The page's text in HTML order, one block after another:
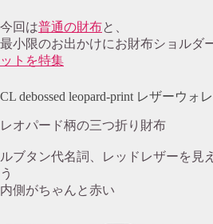
今回は普通の財布と、
最小限のお出かけにお財布ショルダ
ットを特集
CL debossed leopard-print レザーウォ
レオパード柄の三つ折り財布
ルブタン代名詞、レッドレザーを見
う
内側がちゃんと赤い